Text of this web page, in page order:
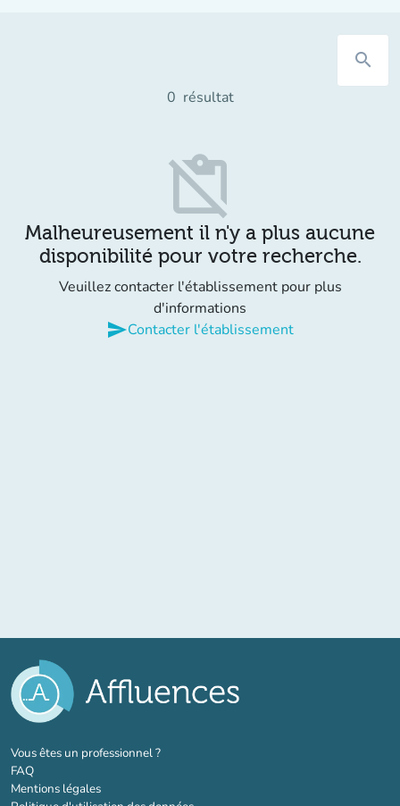
search
0 résultat
content_paste_off
Malheureusement il n'y a plus aucune
disponibilité pour votre recherche.
Veuillez contacter l'établissement pour plus
d'informations
sendContacter l'établissement
Vous êtes un professionnel ?(nouvel onglet)
FAQ
Mentions légales